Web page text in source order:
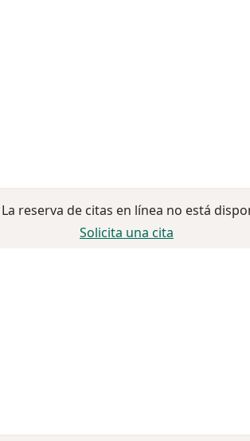
La reserva de citas en línea no está
Solicita una cita